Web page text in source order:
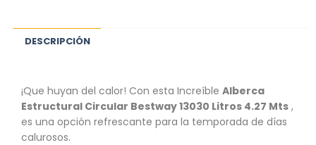
DESCRIPCIÓN
¡Que huyan del calor! Con esta Increíble Alberca
Estructural Circular Bestway 13030 Litros 4.27 Mts ,
es una opción refrescante para la temporada de días
calurosos.